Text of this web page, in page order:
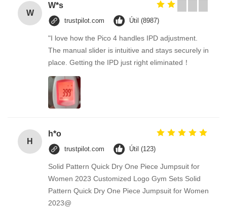
W
W*s
trustpilot.com Útil (8987)
"I love how the Pico 4 handles IPD adjustment.
The manual slider is intuitive and stays securely in
place. Getting the IPD just right eliminated！
H
h*o
trustpilot.com Útil (123)
Solid Pattern Quick Dry One Piece Jumpsuit for
Women 2023 Customized Logo Gym Sets Solid
Pattern Quick Dry One Piece Jumpsuit for Women
2023@